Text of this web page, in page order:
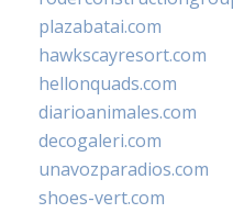
plazabatai.com
hawkscayresort.com
hellonquads.com
diarioanimales.com
decogaleri.com
unavozparadios.com
shoes-vert.com